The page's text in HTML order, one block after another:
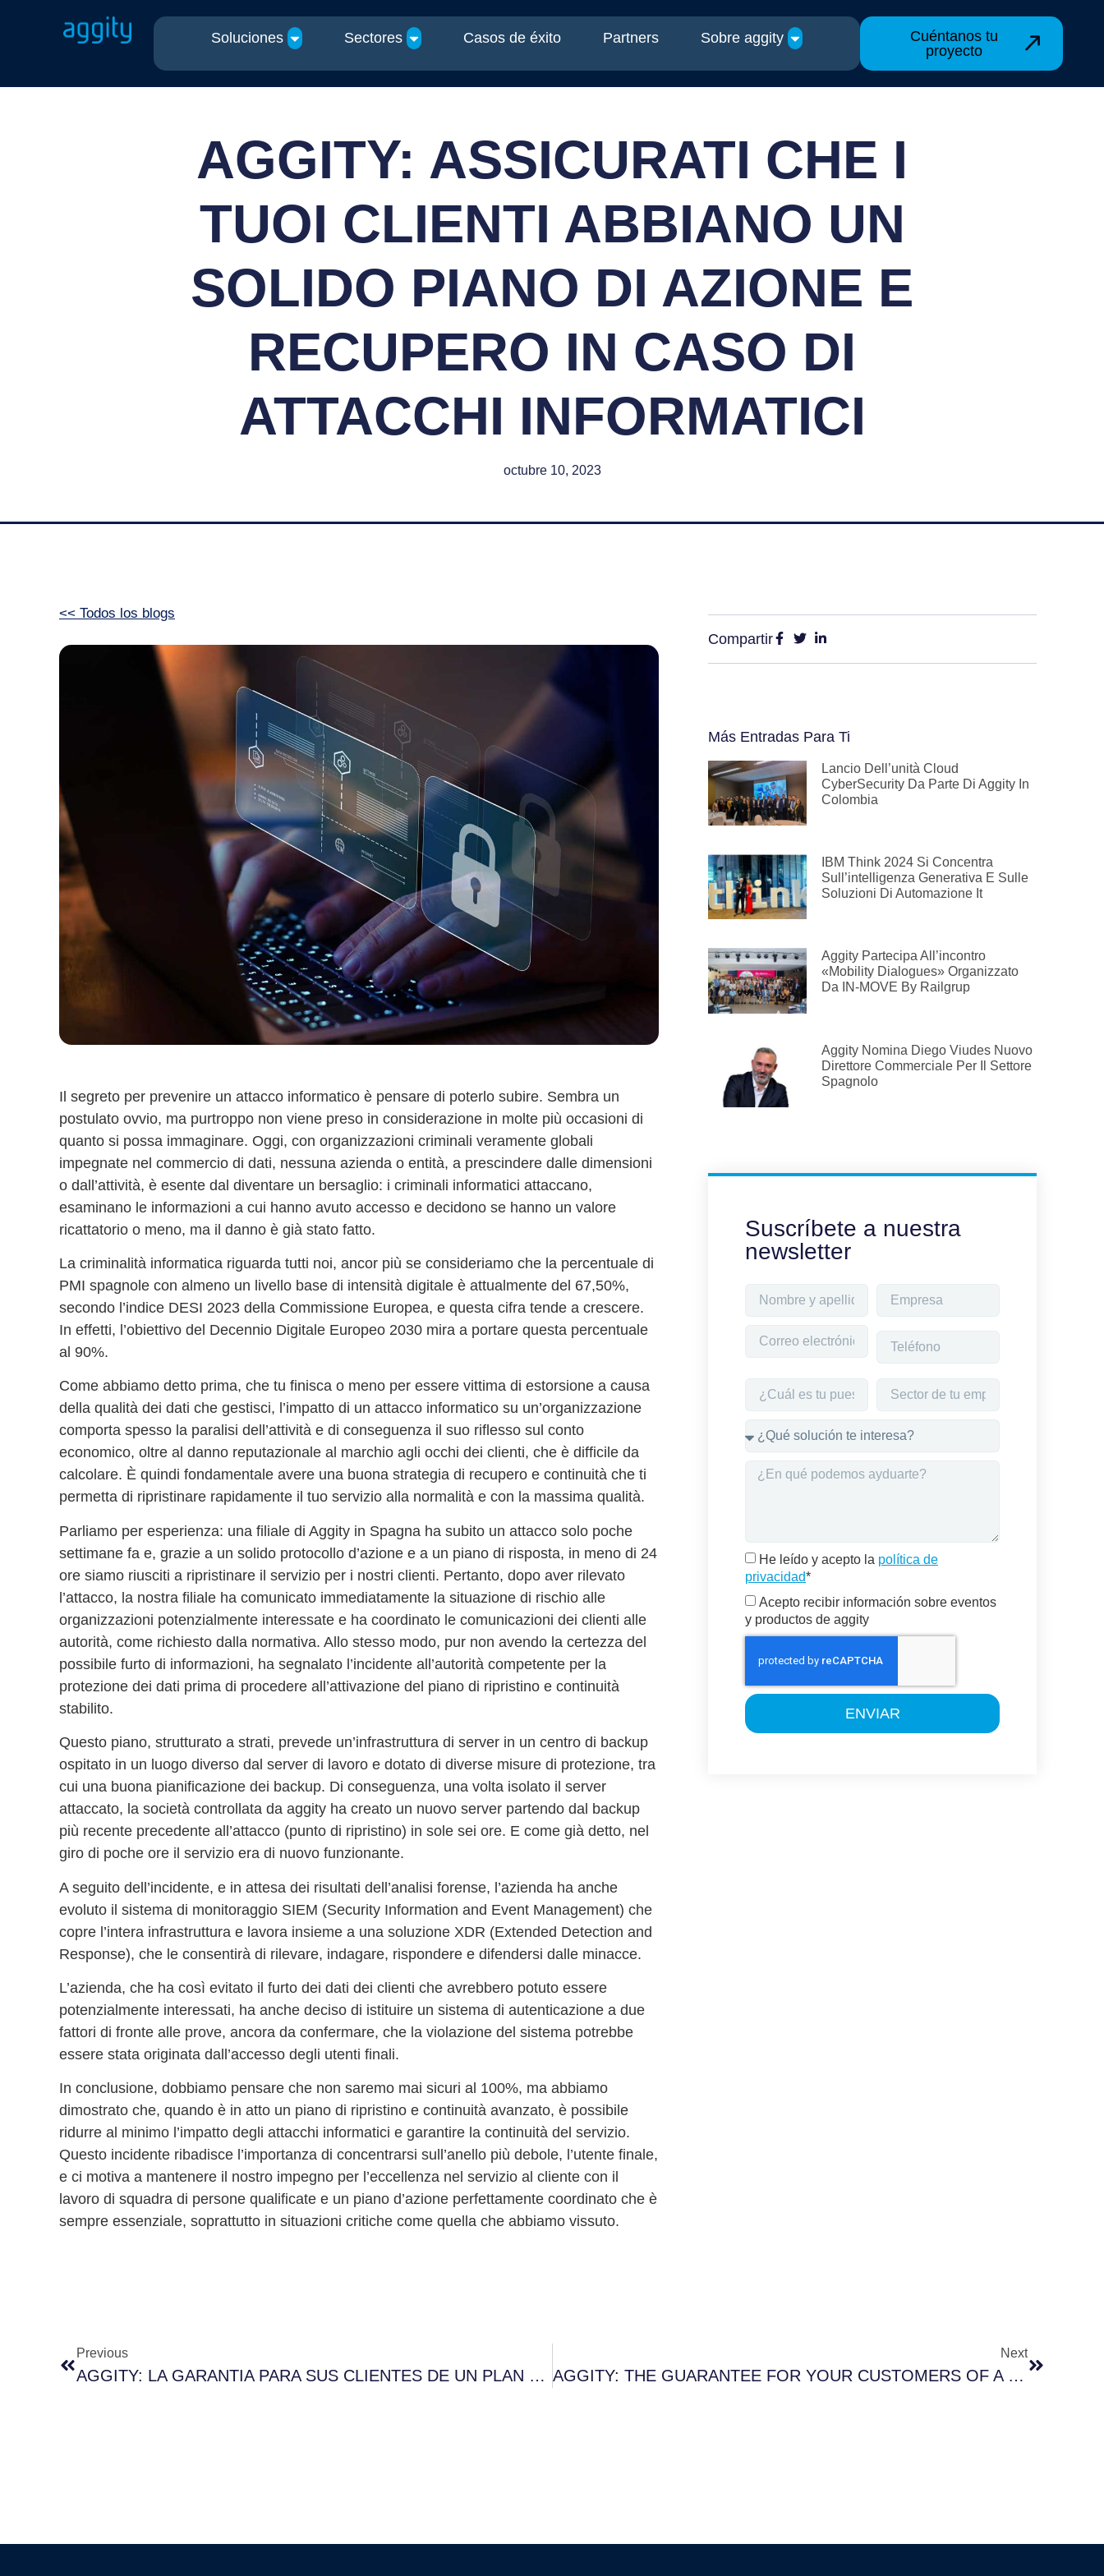
Soluciones Sectores Casos de éxito Partners Sobre aggity
Cuéntanos tu
proyecto
AGGITY: ASSICURATI CHE I
TUOI CLIENTI ABBIANO UN
SOLIDO PIANO DI AZIONE E
RECUPERO IN CASO DI
ATTACCHI INFORMATICI
octubre 10, 2023
<< Todos los blogs
Il segreto per prevenire un attacco informatico è pensare di poterlo subire. Sembra un
postulato ovvio, ma purtroppo non viene preso in considerazione in molte più occasioni di
quanto si possa immaginare. Oggi, con organizzazioni criminali veramente globali
impegnate nel commercio di dati, nessuna azienda o entità, a prescindere dalle dimensioni
o dall’attività, è esente dal diventare un bersaglio: i criminali informatici attaccano,
esaminano le informazioni a cui hanno avuto accesso e decidono se hanno un valore
ricattatorio o meno, ma il danno è già stato fatto.
La criminalità informatica riguarda tutti noi, ancor più se consideriamo che la percentuale di
PMI spagnole con almeno un livello base di intensità digitale è attualmente del 67,50%,
secondo l’indice DESI 2023 della Commissione Europea, e questa cifra tende a crescere.
In effetti, l’obiettivo del Decennio Digitale Europeo 2030 mira a portare questa percentuale
al 90%.
Come abbiamo detto prima, che tu finisca o meno per essere vittima di estorsione a causa
della qualità dei dati che gestisci, l’impatto di un attacco informatico su un’organizzazione
comporta spesso la paralisi dell’attività e di conseguenza il suo riflesso sul conto
economico, oltre al danno reputazionale al marchio agli occhi dei clienti, che è difficile da
calcolare. È quindi fondamentale avere una buona strategia di recupero e continuità che ti
permetta di ripristinare rapidamente il tuo servizio alla normalità e con la massima qualità.
Parliamo per esperienza: una filiale di Aggity in Spagna ha subito un attacco solo poche
settimane fa e, grazie a un solido protocollo d’azione e a un piano di risposta, in meno di 24
ore siamo riusciti a ripristinare il servizio per i nostri clienti. Pertanto, dopo aver rilevato
l’attacco, la nostra filiale ha comunicato immediatamente la situazione di rischio alle
organizzazioni potenzialmente interessate e ha coordinato le comunicazioni dei clienti alle
autorità, come richiesto dalla normativa. Allo stesso modo, pur non avendo la certezza del
possibile furto di informazioni, ha segnalato l’incidente all’autorità competente per la
protezione dei dati prima di procedere all’attivazione del piano di ripristino e continuità
stabilito.
Questo piano, strutturato a strati, prevede un’infrastruttura di server in un centro di backup
ospitato in un luogo diverso dal server di lavoro e dotato di diverse misure di protezione, tra
cui una buona pianificazione dei backup. Di conseguenza, una volta isolato il server
attaccato, la società controllata da aggity ha creato un nuovo server partendo dal backup
più recente precedente all’attacco (punto di ripristino) in sole sei ore. E come già detto, nel
giro di poche ore il servizio era di nuovo funzionante.
A seguito dell’incidente, e in attesa dei risultati dell’analisi forense, l’azienda ha anche
evoluto il sistema di monitoraggio SIEM (Security Information and Event Management) che
copre l’intera infrastruttura e lavora insieme a una soluzione XDR (Extended Detection and
Response), che le consentirà di rilevare, indagare, rispondere e difendersi dalle minacce.
L’azienda, che ha così evitato il furto dei dati dei clienti che avrebbero potuto essere
potenzialmente interessati, ha anche deciso di istituire un sistema di autenticazione a due
fattori di fronte alle prove, ancora da confermare, che la violazione del sistema potrebbe
essere stata originata dall’accesso degli utenti finali.
In conclusione, dobbiamo pensare che non saremo mai sicuri al 100%, ma abbiamo
dimostrato che, quando è in atto un piano di ripristino e continuità avanzato, è possibile
ridurre al minimo l’impatto degli attacchi informatici e garantire la continuità del servizio.
Questo incidente ribadisce l’importanza di concentrarsi sull’anello più debole, l’utente finale,
e ci motiva a mantenere il nostro impegno per l’eccellenza nel servizio al cliente con il
lavoro di squadra di persone qualificate e un piano d’azione perfettamente coordinato che è
sempre essenziale, soprattutto in situazioni critiche come quella che abbiamo vissuto.
Compartir
Más Entradas Para Ti
Lancio Dell’unità Cloud
CyberSecurity Da Parte Di Aggity In
Colombia
IBM Think 2024 Si Concentra
Sull’intelligenza Generativa E Sulle
Soluzioni Di Automazione It
Aggity Partecipa All’incontro
«Mobility Dialogues» Organizzato
Da IN-MOVE By Railgrup
Aggity Nomina Diego Viudes Nuovo
Direttore Commerciale Per Il Settore
Spagnolo
Suscríbete a nuestra
newsletter
He leído y acepto la política de
privacidad*
Acepto recibir información sobre eventos
y productos de aggity
ENVIAR
Previous
AGGITY: LA GARANTIA PARA SUS CLIENTES DE UN PLAN DE ACTUACIÓN Y RECUPERACIÓN ROBUSTO ANTE LOS CIBERATAQUES
Next
AGGITY: THE GUARANTEE FOR YOUR CUSTOMERS OF A ROBUST CYBER-ATTACK ACTION AND RECOVERY PLAN